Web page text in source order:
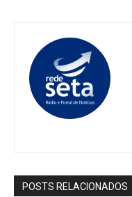
POSTS RELACIONADOS